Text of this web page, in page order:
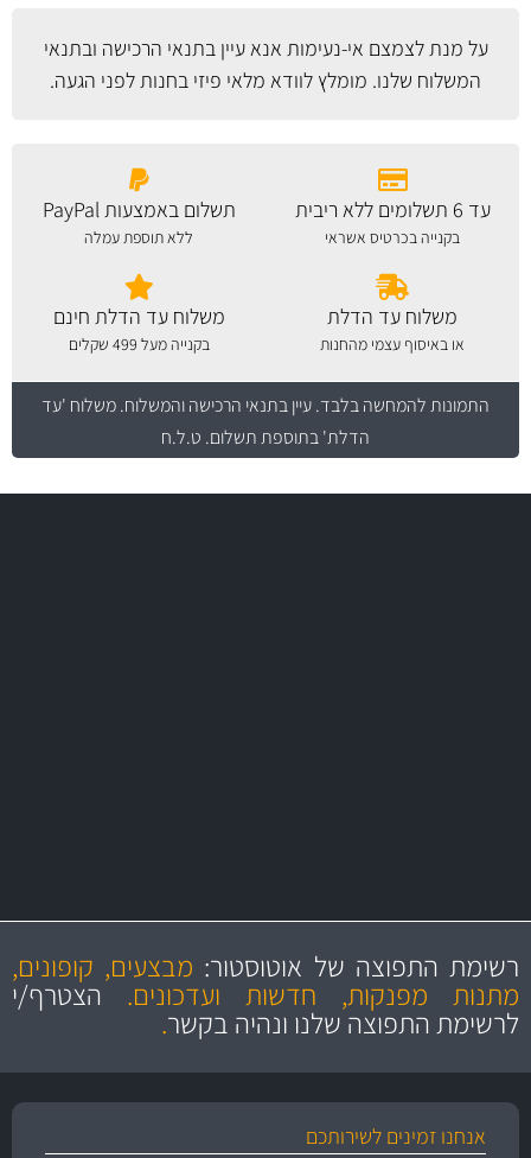
על מנת לצמצם אי-נעימות אנא עייןבתנאי הרכישה ובתנאי
המשלוח שלנו. מומלץ לוודא מלאי פיזי בחנות לפני הגעה.
עד 6 תשלומים ללא ריבית
בקנייה בכרטיס אשראי
תשלום באמצעות PayPal
ללא תוספת עמלה
משלוח עד הדלת
או באיסוף עצמי מהחנות
משלוח עד הדלת חינם
בקנייה מעל 499 שקלים
התמונות להמחשה בלבד.עיין בתנאי הרכישה והמשלוח. משלוח 'עד
הדלת' בתוספת תשלום. ט.ל.ח
מקצועיות
ושירות מצויין
מחירים
הוגנים
והיצע מוצרים איכותירשימת התפוצה של אוטוסטור: מבצעים, קופונים,
מתנות מפנקות, חדשות ועדכונים. הצטרף/י
לרשימת התפוצה שלנו ונהיה בקשר.
אנחנו זמינים לשירותכם